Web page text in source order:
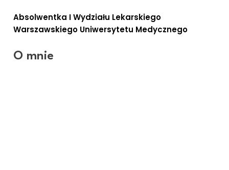
Absolwentka I Wydziału Lekarskiego
Warszawskiego Uniwersytetu Medycznego
O mnie